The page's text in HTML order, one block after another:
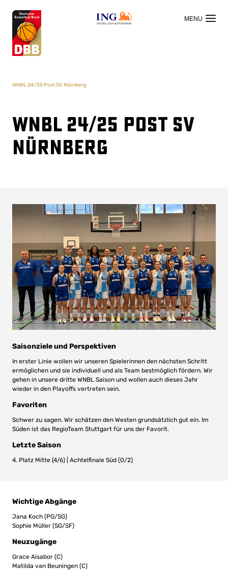
OFFIZIELLER HAUPTSPONSOR
WNBL 24/25 Post SV Nürnberg
WNBL 24/25 Post SV
Nürnberg
Saisonziele und Perspektiven
In erster Linie wollen wir unseren Spielerinnen den nächsten Schritt
ermöglichen und sie individuell und als Team bestmöglich fördern. Wir
gehen in unsere dritte WNBL Saison und wollen auch dieses Jahr
wieder in den Playoffs vertreten sein.
Favoriten
Schwer zu sagen. Wir schätzen den Westen grundsätzlich gut ein. Im
Süden ist das RegioTeam Stuttgart für uns der Favorit.
Letzte Saison
4. Platz Mitte (4/6) | Achtelfinale Süd (0/2)
Wichtige Abgänge
Jana Koch (PG/SG)
Sophie Müller (SG/SF)
Neuzugänge
Grace Aisabor (C)
Matilda van Beuningen (C)